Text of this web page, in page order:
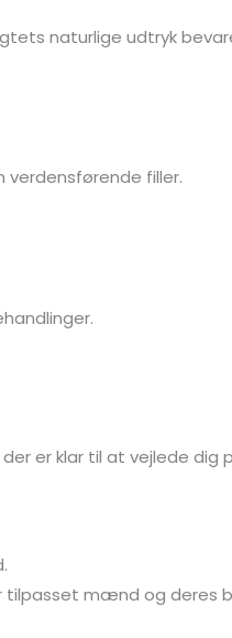
naturlige udtryk
verdensførende filler.
er klar til at vejlede dig
tilpasset mænd og deres